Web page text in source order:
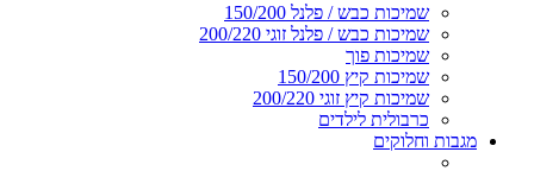
שמיכות כבש / פלנל 150/200
שמיכות כבש / פלנל זוגי 200/220
שמיכות פוך
שמיכות קיץ 150/200
שמיכות קיץ זוגי 200/220
כרבולית לילדים
מגבות וחלוקים